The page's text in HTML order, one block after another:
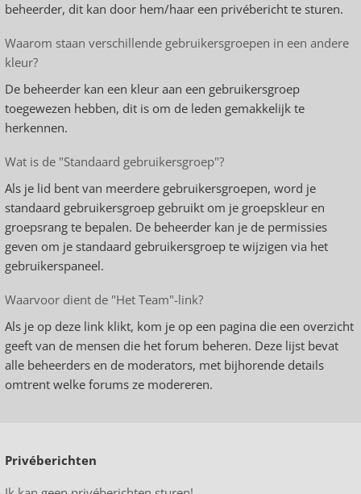
beheerder, dit kan door hem/haar een privébericht te sturen.
Waarom staan verschillende gebruikersgroepen in een andere
kleur?
De beheerder kan een kleur aan een gebruikersgroep
toegewezen hebben, dit is om de leden gemakkelijk te
herkennen.
Wat is de "Standaard gebruikersgroep"?
Als je lid bent van meerdere gebruikersgroepen, word je
standaard gebruikersgroep gebruikt om je groepskleur en
groepsrang te bepalen. De beheerder kan je de permissies
geven om je standaard gebruikersgroep te wijzigen via het
gebruikerspaneel.
Waarvoor dient de "Het Team"-link?
Als je op deze link klikt, kom je op een pagina die een overzicht
geeft van de mensen die het forum beheren. Deze lijst bevat
alle beheerders en de moderators, met bijhorende details
omtrent welke forums ze modereren.
Privéberichten